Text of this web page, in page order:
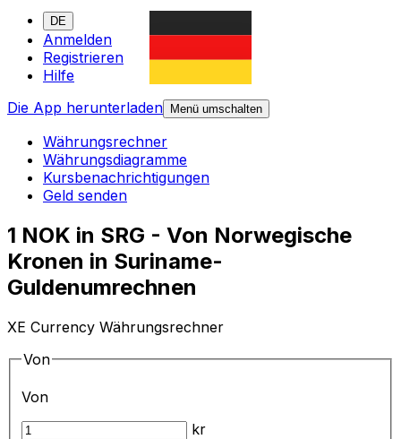
DE
Anmelden
Registrieren
Hilfe
Die App herunterladen
Menü umschalten
Währungsrechner
Währungsdiagramme
Kursbenachrichtigungen
Geld senden
1 NOK in SRG - Von Norwegische
Kronen in Suriname-
Guldenumrechnen
XE Currency Währungsrechner
Von
Von
kr